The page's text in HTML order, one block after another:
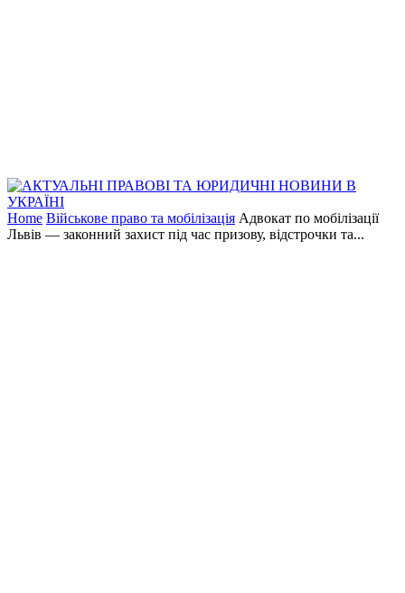
Home Військове право та мобілізація Адвокат по мобілізації
Львів — законний захист під час призову, відстрочки та...